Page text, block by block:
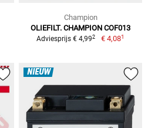
Champion
OLIEFILT. CHAMPION COF013
Adviesprijs € 4,992 € 4,081
NIEUW